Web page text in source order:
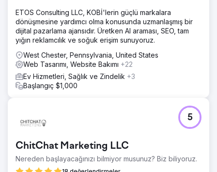
ETOS Consulting LLC, KOBİ'lerin güçlü markalara
dönüşmesine yardımcı olma konusunda uzmanlaşmış bir
dijital pazarlama ajansıdır. Üretken AI araması, SEO, tam
yığın reklamcılık ve soğuk erişim sunuyoruz.
West Chester, Pennsylvania, United States
Web Tasarımı, Website Bakımı +22
Ev Hizmetleri, Sağlık ve Zindelik +3
Başlangıç $1,000
ChitChat Marketing LLC
Nereden başlayacağınızı bilmiyor musunuz? Biz biliyoruz.
5